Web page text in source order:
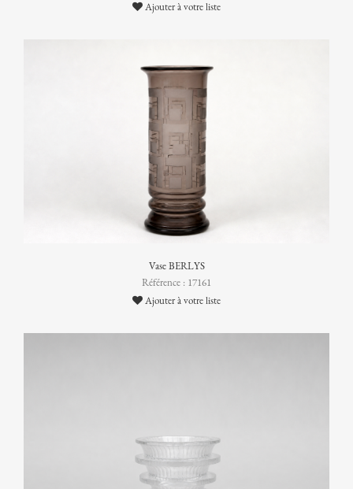
Ajouter à votre liste
Vase BERLYS
Référence : 17161
Ajouter à votre liste